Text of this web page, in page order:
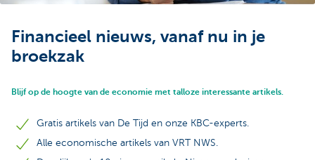
Financieel nieuws, vanaf nu in je
broekzak
Blijf op de hoogte van de economie met talloze interessante artikels.
Gratis artikels van De Tijd en onze KBC-experts.
Alle economische artikels van VRT NWS.